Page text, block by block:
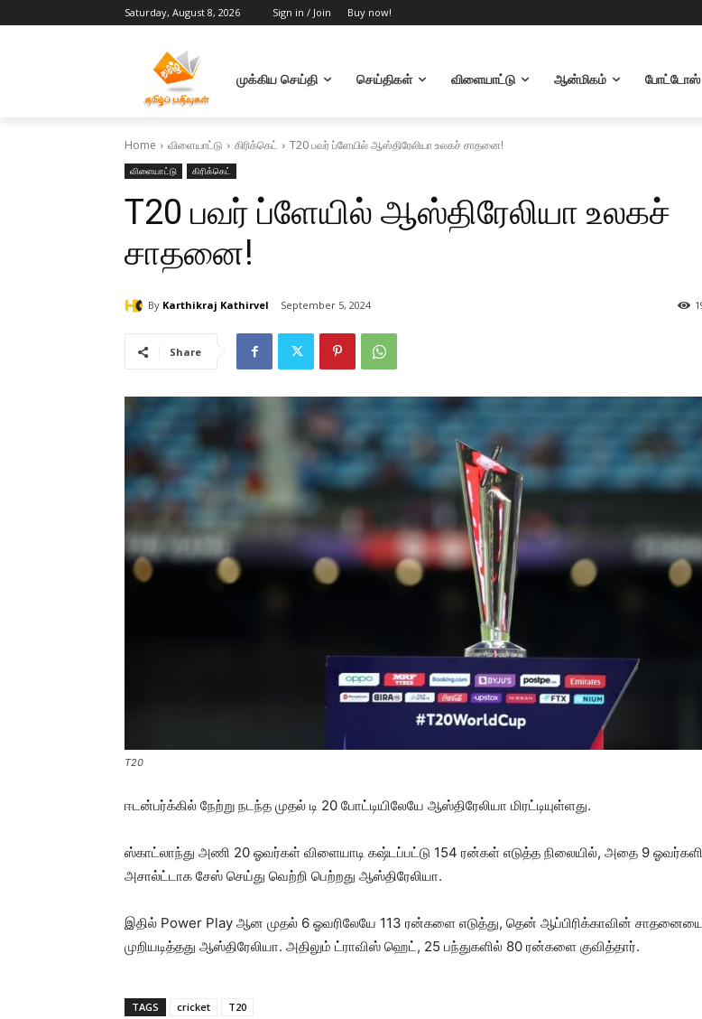
Saturday, August 8, 2026 Sign in / Join Buy now!
முக்கிய செய்தி செய்திகள் விளையாட்டு ஆன்மிகம் போட்டோஸ்
Home விளையாட்டு கிரிக்கெட் T20 பவர் ப்ளேயில் ஆஸ்திரேலியா உலகச் சாதனை!
விளையாட்டு கிரிக்கெட்
T20 பவர் ப்ளேயில் ஆஸ்திரேலியா உலகச்
சாதனை!
By Karthikraj Kathirvel September 5, 2024
Share
T20
ஈடன்பர்க்கில் நேற்று நடந்த முதல் டி 20 போட்டியிலேயே ஆஸ்திரேலியா மிரட்டியுள்ளது.
ஸ்காட்லாந்து அணி 20 ஓவர்கள் விளையாடி கஷ்டப்பட்டு 154 ரன்கள் எடுத்த நிலையில், அதை 9
அசால்ட்டாக சேஸ் செய்து வெற்றி பெற்றது ஆஸ்திரேலியா.
இதில் Power Play ஆன முதல் 6 ஓவரிலேயே 113 ரன்களை எடுத்து, தென் ஆப்பிரிக்காவின்
முறியடித்தது ஆஸ்திரேலியா. அதிலும் ட்ராவிஸ் ஹெட், 25 பந்துகளில் 80 ரன்களை குவித்தார்.
TAGS cricket T20